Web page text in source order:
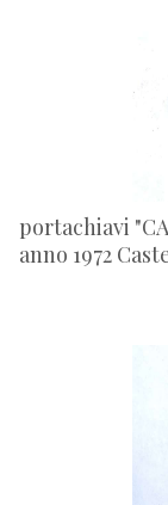
portachiavi
anno 1972